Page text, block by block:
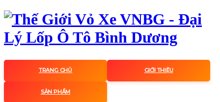
TRANG CHỦ GIỚI THIỆU
SẢN PHẨM